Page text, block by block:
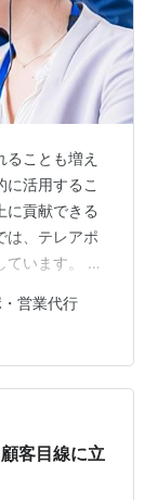
ことも増え
活用するこ
に貢献できる
は、テレアポ
います。 は
ストパフォー
しい 新しい営
のニーズに合
スを向上させ
法と組み合わ
営業代行
客目線に立